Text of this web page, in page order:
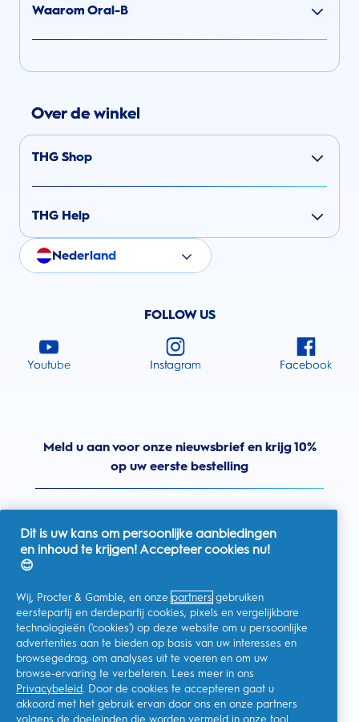
Waarom Oral-B
Over de winkel
THG Shop
THG Help
Nederland
FOLLOW US
Youtube Instagram Facebook
Meld u aan voor onze nieuwsbrief en krijg 10%
op uw eerste bestelling
Ik geef toestemming voor het ontvangen van
gepersonaliseerde communicatie met betrekking tot
aanbiedingen, nieuws en andere promotionele initiatieven van
Oral-B en andere
P&G-merken
kan me op elk momentafmelden.
Procter & Gamble, als verwerkingsverantwoordelijke, zal uw
persoonlijke gegevens verwerken zodat u zich bij deze site kunt
registreren en de interactie kunt aangaan met de aangeboden
Dit is uw kans om persoonlijke aanbiedingen
en inhoud te krijgen! Accepteer cookies nu!
😊
Wij, Procter & Gamble, en onze partners gebruiken
eerstepartij en derdepartij cookies, pixels en vergelijkbare
technologieën ('cookies') op deze website om u persoonlijke
advertenties aan te bieden op basis van uw interesses en
browsegedrag, om analyses uit te voeren en om uw
browse-ervaring te verbeteren. Lees meer in ons
Privacybeleid. Door de cookies te accepteren gaat u
akkoord met het gebruik ervan door ons en onze partners
volgens de doeleinden die worden vermeld in onze tool